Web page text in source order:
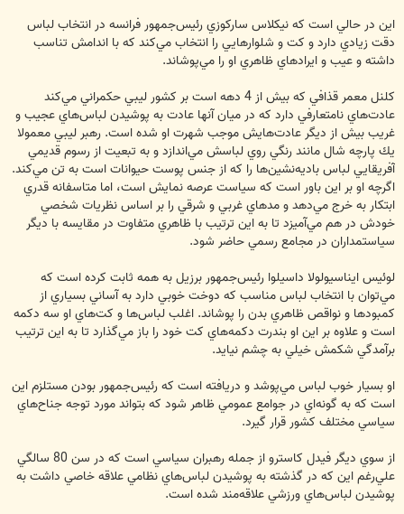
اين در حالي است كه نيكلاس ساركوزي رئيس‌جمهور فرانسه در انتخاب لباس
دقت زيادي دارد و كت و شلوارهايي را انتخاب مي‌كند كه با اندامش تناسب
داشته و عيب و ايرادهاي ظاهري او را مي‌پوشاند.
كلنل معمر قذافي كه بيش از 4 دهه است بر كشور ليبي حكمراني مي‌كند
عادت‌هاي نامتعارفي دارد كه در ميان آنها عادت به پوشيدن لباس‌هاي عجيب و
غريب بيش از ديگر عادت‌هايش موجب شهرت او شده است. رهبر ليبي معمولا
يك پارچه شال مانند رنگي روي لباسش مي‌اندازد و به تبعيت از رسوم قديمي
آفريقايي لباس باديه‌نشين‌ها را كه از جنس پوست حيوانات است به تن مي‌كند.
اگرچه او بر اين باور است كه سياست عرصه نمايش است،‌ اما متاسفانه قدري
ابتكار به خرج مي‌دهد و مدهاي غربي و شرقي را بر اساس نظريات شخصي
خودش در هم مي‌آميزد تا به اين ترتيب با ظاهري متفاوت در مقايسه با ديگر
سياستمداران در مجامع رسمي حاضر شود.
لوئيس ايناسيولولا داسيلوا رئيس‌جمهور برزيل به همه ثابت كرده است كه
مي‌توان با انتخاب لباس مناسب كه دوخت خوبي دارد به آساني بسياري از
كمبودها و نواقص ظاهري بدن را پوشاند. اغلب لباس‌ها و كت‌هاي او سه دكمه
است و علاوه بر اين او بندرت دكمه‌هاي كت خود را باز مي‌گذارد تا به اين ترتيب
برآمدگي شكمش خيلي به چشم نيايد.
او بسيار خوب لباس مي‌پوشد و دريافته است كه رئيس‌جمهور بودن مستلزم اين
است كه به گونه‌اي در جوامع عمومي ظاهر شود كه بتواند مورد توجه جناح‌هاي
سياسي مختلف كشور قرار گيرد.
از سوي ديگر فيدل كاسترو از جمله رهبران سياسي است كه در سن 80 سالگي
علي‌رغم اين كه در گذشته به پوشيدن لباس‌هاي نظامي علاقه خاصي داشت به
پوشيدن لباس‌هاي ورزشي علاقه‌مند شده است.